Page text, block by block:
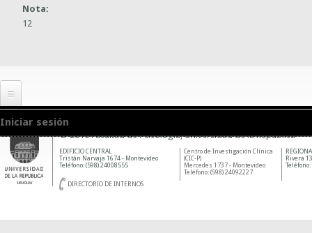
Nota:
12
Iniciar sesión
© 2010 Facultad de Psicología, Universidad de la República
Rivera
Teléfono:
Centro de Investigación Clínica
(CIC-P)
Mercedes 1737 - Montevideo
Teléfono: (598) 24092227
EDIFICIO CENTRAL
Tristán Narvaja 1674 - Montevideo
Teléfono: (598) 24008555
DIRECTORIO DE INTERNOS